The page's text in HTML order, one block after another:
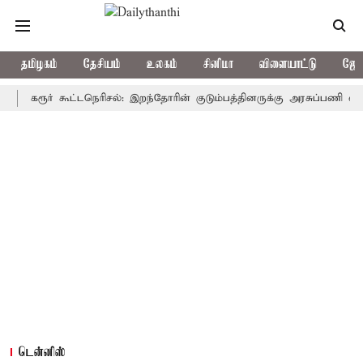
தமிழகம் தேசியம் உலகம் சினிமா விளையாட்டு
கூட்டநெரிசல்: இறந்தோரின் குடும்பத்தினருக்கு அரசுப்பணி வழக்கு;
டென்னிஸ்